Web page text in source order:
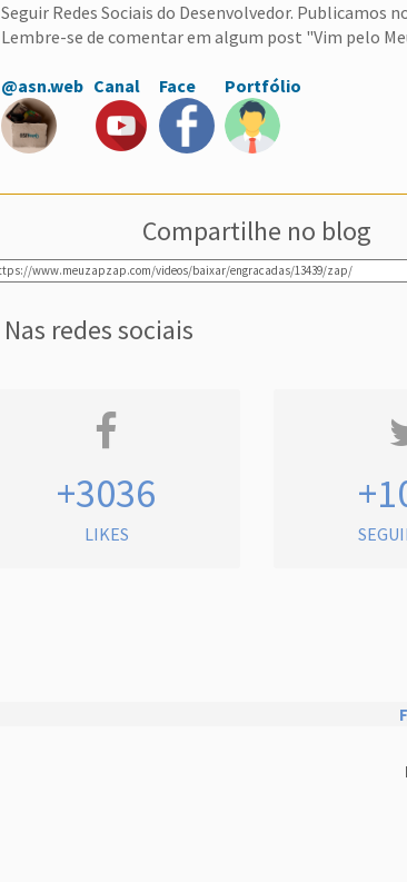
Seguir Redes Sociais do Desenvolvedor. Publicamos
Lembre-se de comentar em algum post "Vim pelo
@asn.web Canal Face Portfólio
Compartilhe no blog
Nas redes sociais
+3036
LIKES